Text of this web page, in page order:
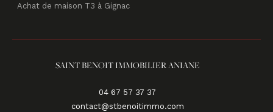
Achat de maison T3 à Gignac
SAINT BENOIT IMMOBILIER ANIANE
04 67 57 37 37
contact@stbenoitimmo.com